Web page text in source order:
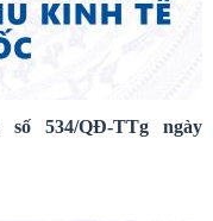
534/QĐ-TTg ngày